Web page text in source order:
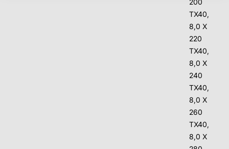
200
TX40,
8,0 X
220
TX40,
8,0 X
240
TX40,
8,0 X
260
TX40,
8,0 X